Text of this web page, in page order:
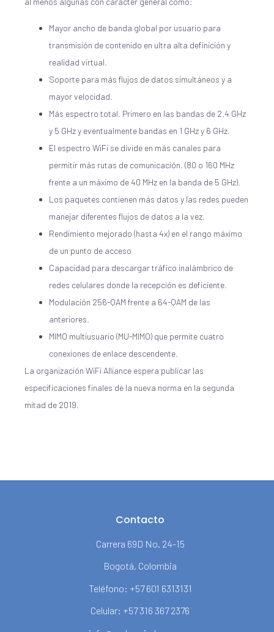
Mayor ancho de banda global por usuario para
transmisión de contenido en ultra alta definición y
realidad virtual.
Soporte para más flujos de datos simultáneos y a
mayor velocidad.
Más espectro total. Primero en las bandas de 2.4 GHz
y 5 GHz y eventualmente bandas en 1 GHz y 6 GHz.
El espectro WiFi se divide en más canales para
permitir más rutas de comunicación. (80 o 160 MHz
frente a un máximo de 40 MHz en la banda de 5 GHz).
Los paquetes contienen más datos y las redes pueden
manejar diferentes flujos de datos a la vez.
Rendimiento mejorado (hasta 4x) en el rango máximo
de un punto de acceso
Capacidad para descargar tráfico inalámbrico de
redes celulares donde la recepción es deficiente.
Modulación 256-QAM frente a 64-QAM de las
anteriores.
MIMO multiusuario (MU-MIMO) que permite cuatro
conexiones de enlace descendente.
La organización WiFi Alliance espera publicar las
especificaciones finales de la nueva norma en la segunda
mitad de 2019.
Contacto
Carrera 69D No. 24-15
Bogotá, Colombia
Teléfono: +57 601 6313131
Celular: +57 316 367 2376